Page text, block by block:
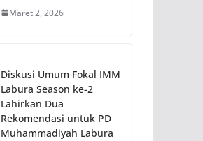
Maret 2, 2026
Diskusi Umum Fokal IMM
Labura Season ke-2
Lahirkan Dua
Rekomendasi untuk PD
Muhammadiyah Labura